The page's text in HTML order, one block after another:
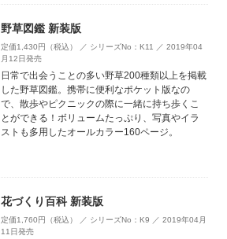
野草図鑑 新装版
定価1,430円（税込） ／ シリーズNo：K11 ／ 2019年04
月12日発売
日常で出会うことの多い野草200種類以上を掲載
した野草図鑑。携帯に便利なポケット版なの
で、散歩やピクニックの際に一緒に持ち歩くこ
とができる！ボリュームたっぷり、写真やイラ
ストも多用したオールカラー160ページ。
花づくり百科 新装版
定価1,760円（税込） ／ シリーズNo：K9 ／ 2019年04月
11日発売